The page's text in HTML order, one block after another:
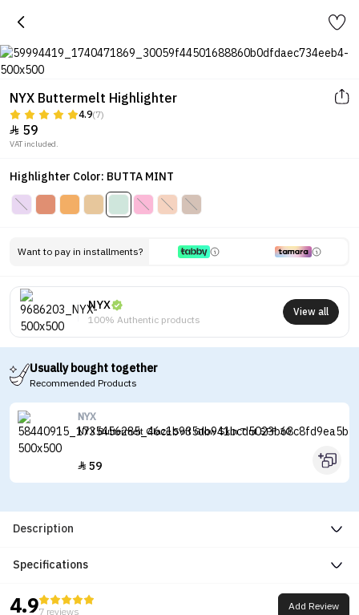
NYX Buttermelt Highlighter
4.9(7)
 59
VAT included.
Highlighter Color: BUTTA MINT
Want to pay in installments?
NYX
100% Authentic products
View all
Usually bought together
Recommended Products
NYX
NYX Buttermelt Glaze Soft Glow Skin Tint SPF 30
 59
Description
Specifications
4.97 reviews Add Review